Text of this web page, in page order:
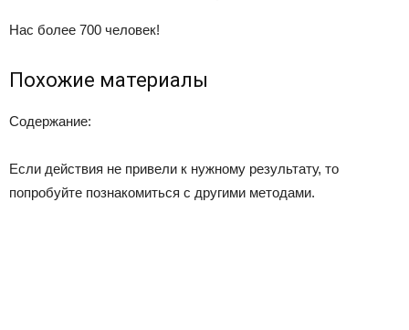
Нас более 700 человек!
Похожие материалы
Содержание:
Если действия не привели к нужному результату, то
попробуйте познакомиться с другими методами.